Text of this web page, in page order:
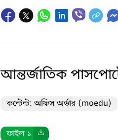
আন্তর্জাতিক
কন্টেন্ট: অফিস অর্ডার (moedu)
ফাইল ১